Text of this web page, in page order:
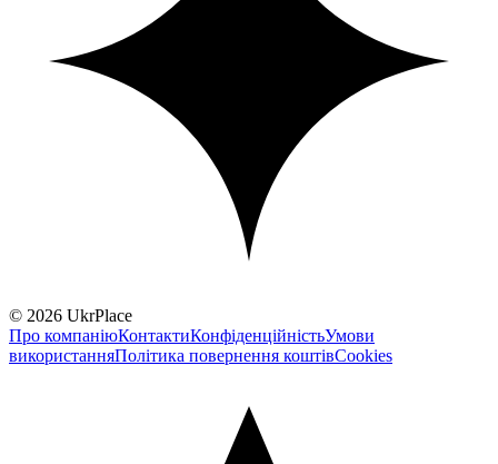
© 2026 UkrPlace
Про компаніюКонтактиКонфіденційністьУмови
використанняПолітика повернення коштівCookies